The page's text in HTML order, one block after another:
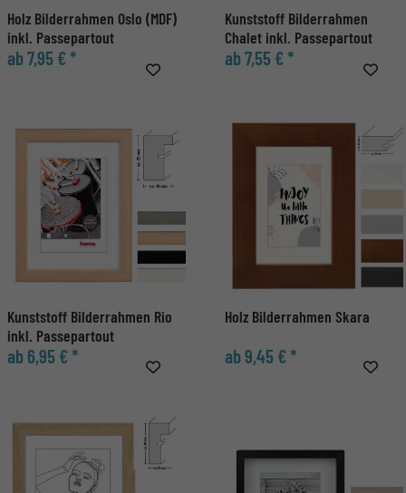
Holz Bilderrahmen Oslo (MDF)
inkl. Passepartout
ab 7,95 € *
Kunststoff Bilderrahmen
Chalet inkl. Passepartout
ab 7,55 € *
Kunststoff Bilderrahmen Rio
inkl. Passepartout
ab 6,95 € *
Holz Bilderrahmen Skara
ab 9,45 € *